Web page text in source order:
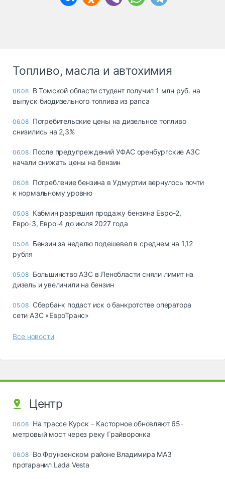
Топливо, масла и автохимия
06.08 В Томской области студент получил 1 млн руб. на
выпуск биодизельного топлива из рапса
06.08 Потребительские цены на дизельное топливо
снизились на 2,3%
06.08 После предупреждений УФАС оренбургские АЗС
начали снижать цены на бензин
06.08 Потребление бензина в Удмуртии вернулось почти
к нормальному уровню
05.08 Кабмин разрешил продажу бензина Евро-2,
Евро-3, Евро-4 до июля 2027 года
05.08 Бензин за неделю подешевел в среднем на 1,12
рубля
05.08 Большинство АЗС в Ленобласти сняли лимит на
дизель и увеличили на бензин
05.08 Сбербанк подаст иск о банкротстве оператора
сети АЗС «ЕвроТранс»
Все новости
Центр
06.08 На трассе Курск – Касторное обновляют 65-
метровый мост через реку Грайворонка
06.08 Во Фрунзенском районе Владимира МАЗ
протаранил Lada Vesta